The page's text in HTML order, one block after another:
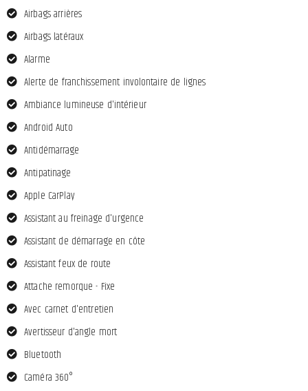
Airbags arrières
Airbags latéraux
Alarme
Alerte de franchissement involontaire de lignes
Ambiance lumineuse d'intérieur
Android Auto
Antidémarrage
Antipatinage
Apple CarPlay
Assistant au freinage d'urgence
Assistant de démarrage en côte
Assistant feux de route
Attache remorque - Fixe
Avec carnet d'entretien
Avertisseur d'angle mort
Bluetooth
Caméra 360°